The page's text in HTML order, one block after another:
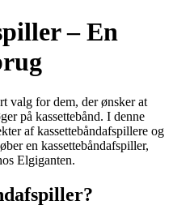
– En
valg for dem, der ønsker at
på kassettebånd. I denne
af kassettebåndafspillere og
en kassettebåndafspiller,
Elgiganten.